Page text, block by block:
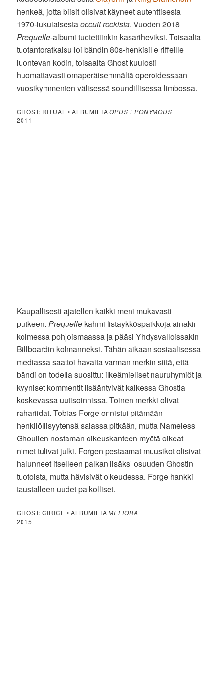
henkeä, jotta biisit olisivat käyneet autenttisesta
1970-lukulaisestaoccult rockista. Vuoden 2018
Prequelle-albumi tuotettiinkin kasariheviksi. Toisaalta
tuotantoratkaisu loi bändin 80s-henkisille riffeille
luontevan kodin, toisaalta Ghost kuulosti
huomattavasti omaperäisemmältä operoidessaan
vuosikymmenten välisessä soundillisessa limbossa.
GHOST: RITUAL • ALBUMILTAOPUS EPONYMOUS
2011
Kaupallisesti ajatellen kaikki meni mukavasti
putkeen:Prequelle kahmi listaykköspaikkoja ainakin
kolmessa pohjoismaassa ja pääsi Yhdysvalloissakin
Billboardin kolmanneksi. Tähän aikaan sosiaalisessa
mediassa saattoi havaita varman merkin siitä, että
bändi on todella suosittu: ilkeämieliset nauruhymiöt ja
kyyniset kommentit lisääntyivät kaikessa Ghostia
koskevassa uutisoinnissa. Toinen merkki olivat
rahariidat. Tobias Forge onnistui pitämään
henkilöllisyytensä salassa pitkään, mutta Nameless
Ghoulien nostaman oikeuskanteen myötä oikeat
nimet tulivat julki. Forgen pestaamat muusikot olisivat
halunneet itselleen palkan lisäksi osuuden Ghostin
tuotoista, mutta hävisivät oikeudessa. Forge hankki
taustalleen uudet palkolliset.
GHOST: CIRICE • ALBUMILTAMELIORA
2015